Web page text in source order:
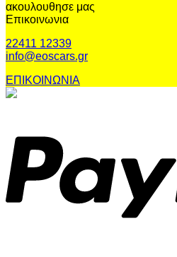
ακουλουθησε μας
Επικοινωνια
22411 12339
info@eoscars.gr
ΕΠΙΚΟΙΝΩΝΙΑ